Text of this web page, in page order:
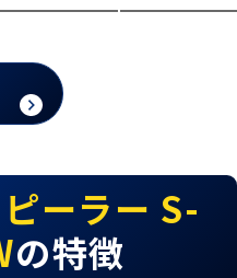
ーラー S-
の特徴